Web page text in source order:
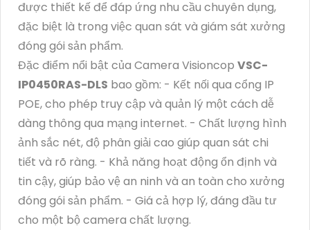
được thiết kế để đáp ứng nhu cầu chuyên dụng,
đặc biệt là trong việc quan sát và giám sát xưởng
đóng gói sản phẩm.
Đặc điểm nổi bật của Camera Visioncop VSC-
IP0450RAS-DLS bao gồm: - Kết nối qua cổng IP
POE, cho phép truy cập và quản lý một cách dễ
dàng thông qua mạng internet. - Chất lượng hình
ảnh sắc nét, độ phân giải cao giúp quan sát chi
tiết và rõ ràng. - Khả năng hoạt động ổn định và
tin cậy, giúp bảo vệ an ninh và an toàn cho xưởng
đóng gói sản phẩm. - Giá cả hợp lý, đáng đầu tư
cho một bộ camera chất lượng.